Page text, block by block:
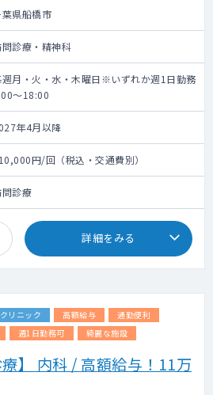
県船橋市
診療・精神科
週月・火・水・木曜日※いずれか週1日勤務
～18:00
年4月以降
円/回（税込・交通費別）
診療
詳細をみる
クリニック 高額給与
通勤便利
週1日勤務可 綺麗な施設
】 内科 / 高額給与！11万